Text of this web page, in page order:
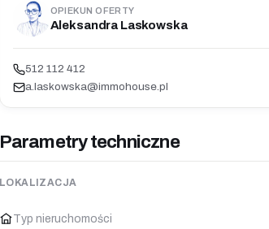
OPIEKUN OFERTY
Aleksandra Laskowska
512 112 412
a.laskowska@immohouse.pl
Parametry techniczne
LOKALIZACJA
Typ nieruchomości